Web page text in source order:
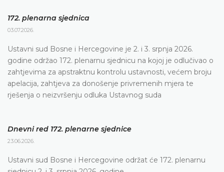
172. plenarna sjednica
03.07.2026.
Ustavni sud Bosne i Hercegovine je 2. i 3. srpnja 2026.
godine održao 172. plenarnu sjednicu na kojoj je odlučivao o
zahtjevima za apstraktnu kontrolu ustavnosti, većem broju
apelacija, zahtjeva za donošenje privremenih mjera te
rješenja o neizvršenju odluka Ustavnog suda
Dnevni red 172. plenarne sjednice
23.06.2026.
Ustavni sud Bosne i Hercegovine održat će 172. plenarnu